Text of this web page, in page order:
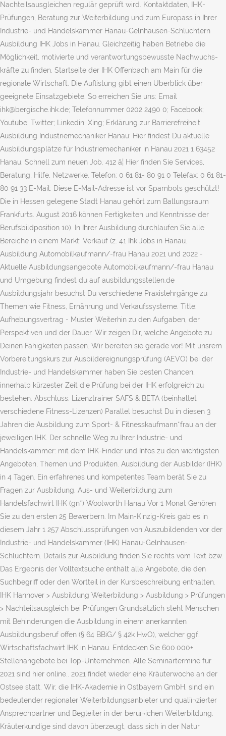
Nachteilsausgleichen regulär geprüft wird. Kontaktdaten, IHK-
Prüfungen, Beratung zur Weiterbildung und zum Europass in Ihrer
Industrie- und Handelskammer Hanau-Gelnhausen-Schlüchtern
Ausbildung IHK Jobs in Hanau. Gleichzeitig haben Betriebe die
Möglichkeit, motivierte und verantwortungsbewusste Nachwuchs-
kräfte zu finden. Startseite der IHK Offenbach am Main für die
regionale Wirtschaft. Die Auflistung gibt einen Überblick über
geeignete Einsatzgebiete. So erreichen Sie uns: Email
ihk@bergische.ihk.de; Telefonnummer 0202 2490 0; Facebook;
Youtube; Twitter; Linkedin; Xing; Erklärung zur Barrierefreiheit
Ausbildung Industriemechaniker Hanau: Hier findest Du aktuelle
Ausbildungsplätze für Industriemechaniker in Hanau 2021 1 63452
Hanau. Schnell zum neuen Job. 412 â¦ Hier finden Sie Services,
Beratung, Hilfe, Netzwerke. Telefon: 0 61 81- 80 91 0 Telefax: 0 61 81-
80 91 33 E-Mail: Diese E-Mail-Adresse ist vor Spambots geschützt!
Die in Hessen gelegene Stadt Hanau gehört zum Ballungsraum
Frankfurts. August 2016 können Fertigkeiten und Kenntnisse der
Berufsbildposition 10). In Ihrer Ausbildung durchlaufen Sie alle
Bereiche in einem Markt: Verkauf (z. 41 Ihk Jobs in Hanau.
Ausbildung Automobilkaufmann/-frau Hanau 2021 und 2022 -
Aktuelle Ausbildungsangebote Automobilkaufmann/-frau Hanau
und Umgebung findest du auf ausbildungsstellen.de
Ausbildungsjahr besuchst Du verschiedene Praxislehrgänge zu
Themen wie Fitness, Ernährung und Verkaufssysteme. Title:
Aufhebungsvertrag - Muster Weiterhin zu den Aufgaben, der
Perspektiven und der Dauer. Wir zeigen Dir, welche Angebote zu
Deinen Fähigkeiten passen. Wir bereiten sie gerade vor! Mit unsrem
Vorbereitungskurs zur Ausbildereignungsprüfung (AEVO) bei der
Industrie- und Handelskammer haben Sie besten Chancen,
innerhalb kürzester Zeit die Prüfung bei der IHK erfolgreich zu
bestehen. Abschluss: Lizenztrainer SAFS & BETA (beinhaltet
verschiedene Fitness-Lizenzen) Parallel besuchst Du in diesen 3
Jahren die Ausbildung zum Sport- & Fitnesskaufmann*frau an der
jeweiligen IHK. Der schnelle Weg zu Ihrer Industrie- und
Handelskammer: mit dem IHK-Finder und Infos zu den wichtigsten
Angeboten, Themen und Produkten. Ausbildung der Ausbilder (IHK)
in 4 Tagen. Ein erfahrenes und kompetentes Team berät Sie zu
Fragen zur Ausbildung. Aus- und Weiterbildung zum
Handelsfachwirt IHK (gn*) Woolworth Hanau Vor 1 Monat Gehören
Sie zu den ersten 25 Bewerbern. Im Main-Kinzig-Kreis gab es in
diesem Jahr 1 257 Abschlussprüfungen von Auszubildenden vor der
Industrie- und Handelskammer (IHK) Hanau-Gelnhausen-
Schlüchtern. Details zur Ausbildung finden Sie rechts vom Text bzw.
Das Ergebnis der Volltextsuche enthält alle Angebote, die den
Suchbegriff oder den Wortteil in der Kursbeschreibung enthalten.
IHK Hannover > Ausbildung Weiterbildung > Ausbildung > Prüfungen
> Nachteilsausgleich bei Prüfungen Grundsätzlich steht Menschen
mit Behinderungen die Ausbildung in einem anerkannten
Ausbildungsberuf offen (§ 64 BBiG/ § 42k HwO), welcher ggf.
Wirtschaftsfachwirt IHK in Hanau. Entdecken Sie 600.000+
Stellenangebote bei Top-Unternehmen. Alle Seminartermine für
2021 sind hier online.. 2021 findet wieder eine Kräuterwoche an der
Ostsee statt. Wir, die IHK-Akademie in Ostbayern GmbH, sind ein
bedeutender regionaler Weiterbildungsanbieter und qualiï¬zierter
Ansprechpartner und Begleiter in der beruï¬ichen Weiterbildung.
Kräuterkundige sind davon überzeugt, dass sich in der Natur